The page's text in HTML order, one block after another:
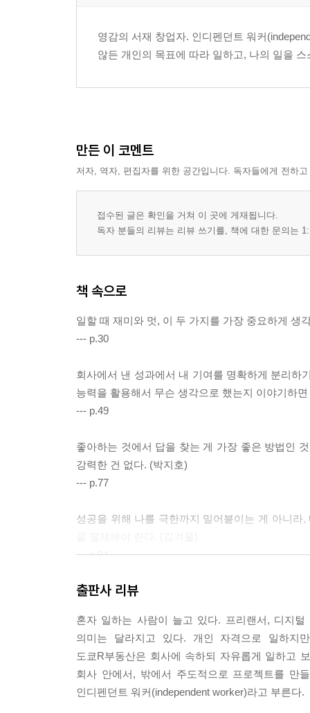
영감의 서재 창업자. 인디펜던트 워커
않든 개인의 목표에 따라 일하고, 나의 일을
만든 이 코멘트
저자, 역자, 편집자를 위한 공간입니다. 독자들에게 전하
접수된 글은 확인을 거쳐 이 곳에 게재됩니다.
독자 분들의 리뷰는 리뷰 쓰기를, 책에 대한 문의는
책 속으로
일할 때 재미와 멋, 이 두 가지를 가장 중요하게 생
--- p.30
회사에서 낸 성과에서 내 기여를 명확하게 분리하
능력을 활용해서 무슨 생각으로 했는지 이야기하
--- p.49
좋아하는 것에서 답을 찾는 게 가장 좋은 방법인
강력한 건 없다. (박지호)
--- p.77
성공을 위해 나를 극한까지 밀어붙이는 게 아니
--- p.94
가장 좋은 건 내가 내 상태를 선택할 수 있는 게 아
--- p.112
함께 일하는 나, 그리고 상대방의 행복과 만족감
--- p.140
출판사 리뷰
혼자 일하는 사람이 늘고 있다. 프리랜서, 디지
의미는 달라지고 있다. 개인 자격으로 일하지
도쿄R부동산은 회사에 속하되 자유롭게 일하고
회사 안에서, 밖에서 주도적으로 프로젝트를 만
인디펜던트 워커(independent worker)라고 부른다.